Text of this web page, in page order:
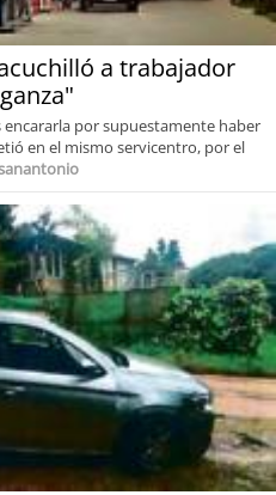
a trabajador
por supuestamente haber
en el mismo servicentro, por el